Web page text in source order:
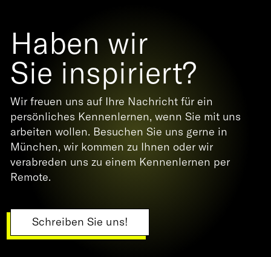
Haben wir
Sie inspiriert?
Wir freuen uns auf Ihre Nachricht für ein
persönliches Kennenlernen, wenn Sie mit uns
arbeiten wollen. Besuchen Sie uns gerne in
München, wir kommen zu Ihnen oder wir
verabreden uns zu einem Kennenlernen per
Remote.
Schreiben Sie uns!